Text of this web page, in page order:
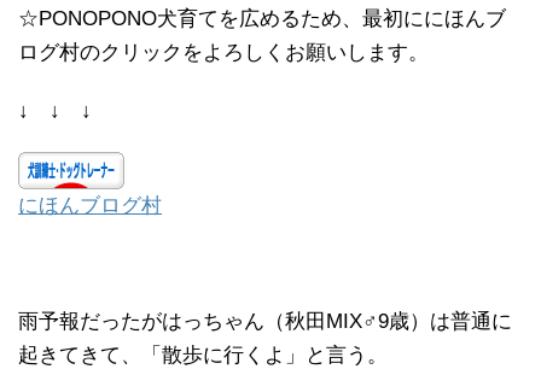
☆PONOPONO犬育てを広めるため、最初ににほんブ
ログ村のクリックをよろしくお願いします。
↓ ↓ ↓
にほんブログ村
雨予報だったがはっちゃん（秋田MIX♂9歳）は普通に
起きてきて、「散歩に行くよ」と言う。